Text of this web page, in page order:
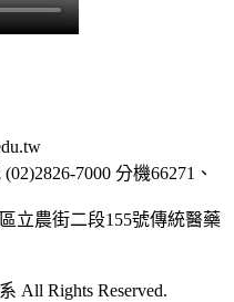
7000 分機66271、
立農街二段155號傳統醫藥
All Rights Reserved.